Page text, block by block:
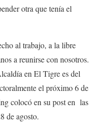
otra que tenía el
al trabajo, a la libre
a reunirse con nosotros.
en El Tigre es del
el próximo 6 de
colocó en su post en las
de agosto.